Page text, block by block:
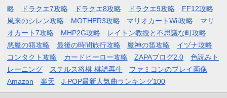
略
ドラクエ7攻略 ドラクエ8攻略 ドラクエ9攻略
FF12攻略
風来のシレン攻略
MOTHER3攻略 マリオカートWii攻略
マリ
オカート7攻略
MHP2G攻略
レイトン教授と不思議な町攻略
悪魔の箱攻略
最後の時間旅行攻略 魔神の笛攻略
イヅナ攻略
コンタクト攻略
カードヒーロー攻略 ZAPAブログ2.0
色読みト
レーニング
ステルス将棋 棋譜再生
ファミコンのプレイ画像
Amazon
楽天 J-POP最新人気曲ランキング100